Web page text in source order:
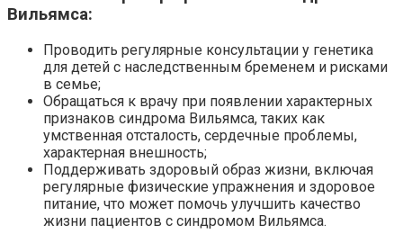
Вильямса:
Проводить регулярные консультации у генетика
для детей с наследственным бременем и рисками
в семье;
Обращаться к врачу при появлении характерных
признаков синдрома Вильямса, таких как
умственная отсталость, сердечные проблемы,
характерная внешность;
Поддерживать здоровый образ жизни, включая
регулярные физические упражнения и здоровое
питание, что может помочь улучшить качество
жизни пациентов с синдромом Вильямса.